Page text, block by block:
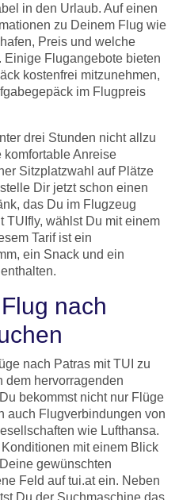
in den Urlaub. Auf einen
zu Deinem Flug wie
Preis und welche
Flugangebote bieten
kostenfrei mitzunehmen,
im Flugpreis
drei Stunden nicht allzu
komfortable Anreise
Sitzplatzwahl auf Plätze
Dir jetzt schon einen
das Du im Flugzeug
TUIfly, wählst Du mit einem
Tarif ist ein
ein Snack und ein
nach
nach Patras mit TUI zu
dem hervorragenden
bekommst nicht nur Flüge
auch Flugverbindungen von
wie Lufthansa.
mit einem Blick
gewünschten
Feld auf tui.at ein. Neben
Du der Suchmaschine das